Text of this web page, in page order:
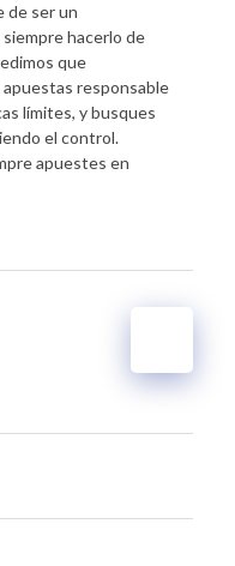
de ser un
hacerlo de
que
responsable
límites, y busques
el control.
apuestes en